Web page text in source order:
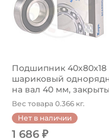
18 мм
Тип посадочного
Тип наружного
Цилиндрическое
Вид уплотнения:
Уплотнение 2RS
Подшипник
шариковый
на вал 40 мм,
уве...
Вес товара 0.366 кг.
Нет в наличии
1 686 ₽